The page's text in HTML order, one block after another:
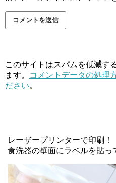
このサイトはスパムを低減す
ます。
コメントデータの処理
ださい。
レーザープリンターで印刷！
食洗器の壁面にラベルを貼っ